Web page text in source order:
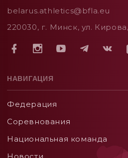
belarus.athletics@bfla.eu
220030, г. Минск, ул.
НАВИГАЦИЯ
Федерация
Соревнования
Национальная команда